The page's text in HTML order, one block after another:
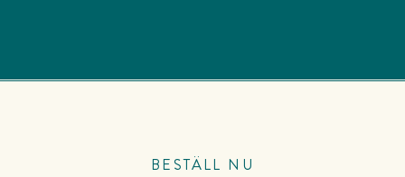
BESTÄLL NU